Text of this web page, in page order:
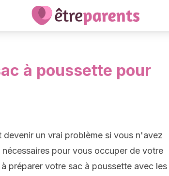
à poussette pour
un vrai problème si vous n'avez
pour vous occuper de votre
préparer votre sac à poussette avec les